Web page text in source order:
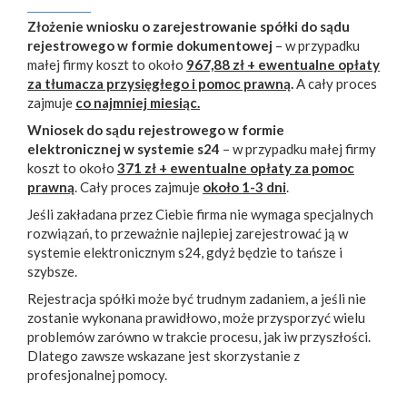
Złożenie wniosku o zarejestrowanie spółki do sądu
rejestrowego w formie dokumentowej – w przypadku
małej firmy koszt to około 967,88 zł + ewentualne opłaty
za tłumacza przysięgłego i pomoc prawną.A cały proces
zajmuje co najmniej miesiąc.
Wniosek do sądu rejestrowego w formie
elektronicznej w systemie s24 – w przypadku małej firmy
koszt to około 371 zł + ewentualne opłaty za pomoc
prawną. Cały proces zajmuje około 1-3 dni.
Jeśli zakładana przez Ciebie firma nie wymaga specjalnych
rozwiązań, to przeważnie najlepiej zarejestrować ją w
systemie elektronicznym s24, gdyż będzie to tańsze i
szybsze.
Rejestracja spółki może być trudnym zadaniem, a jeśli nie
zostanie wykonana prawidłowo, może przysporzyć wielu
problemów zarówno w trakcie procesu, jak iw przyszłości.
Dlatego zawsze wskazane jest skorzystanie z
profesjonalnej pomocy.